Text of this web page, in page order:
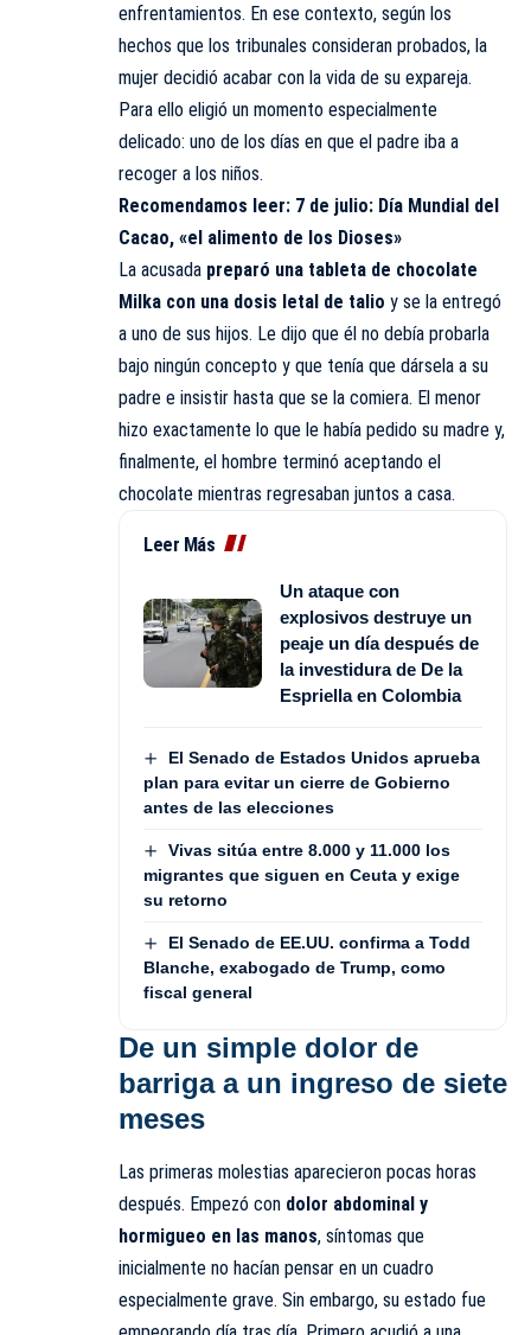
enfrentamientos. En ese contexto, según los
hechos que los tribunales consideran probados, la
mujer decidió acabar con la vida de su expareja.
Para ello eligió un momento especialmente
delicado: uno de los días en que el padre iba a
recoger a los niños.
Recomendamos leer: 7 de julio: Día Mundial del
Cacao, «el alimento de los Dioses»
La acusada preparó una tableta de chocolate
Milka con una dosis letal de talio y se la entregó
a uno de sus hijos. Le dijo que él no debía probarla
bajo ningún concepto y que tenía que dársela a su
padre e insistir hasta que se la comiera. El menor
hizo exactamente lo que le había pedido su madre y,
finalmente, el hombre terminó aceptando el
chocolate mientras regresaban juntos a casa.
Leer Más
Un ataque con
explosivos destruye un
peaje un día después de
la investidura de De la
Espriella en Colombia
El Senado de Estados Unidos aprueba
plan para evitar un cierre de Gobierno
antes de las elecciones
Vivas sitúa entre 8.000 y 11.000 los
migrantes que siguen en Ceuta y exige
su retorno
El Senado de EE.UU. confirma a Todd
Blanche, exabogado de Trump, como
fiscal general
De un simple dolor de
barriga a un ingreso de siete
meses
Las primeras molestias aparecieron pocas horas
después. Empezó con dolor abdominal y
hormigueo en las manos, síntomas que
inicialmente no hacían pensar en un cuadro
especialmente grave. Sin embargo, su estado fue